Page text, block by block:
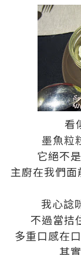
看
墨魚粒
它絕不
主廚在我們
我心諗
不過當拮
多重口感在
其